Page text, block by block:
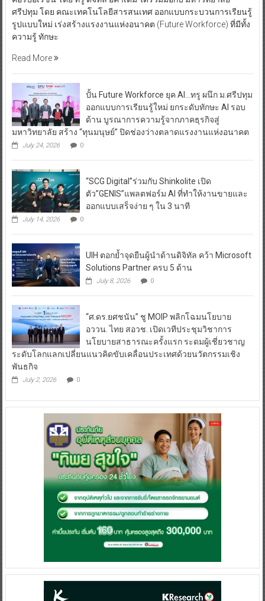
ศรีปทุม โดย คณะเทคโนโลยีสารสนเทศ ออกแบบกระบวนการเรียนรู้
รูปแบบใหม่ เร่งสร้างแรงงานแห่งอนาคต (Future Workforce) ที่มีทั้ง
ความรู้ ทักษะ
Read More
ปั้น Future Workforce ยุค AI…ทรู ผนึก ม.ศรีปทุม
ออกแบบการเรียนรู้ใหม่ ยกระดับทักษะ AI รอบ
ด้าน บูรณาการความรู้จากภาคธุรกิจสู่
มหาวิทยาลัย สร้าง “ทุนมนุษย์” ปิดช่องว่างตลาดแรงงานแห่งอนาคต
July 24, 2026 0
“SCG Digital”ร่วมกับ Shinkolite เปิด
ตัว”GENIS”แพลตฟอร์ม AI ที่ทำให้งานขายและ
ออกแบบเสร็จง่าย ๆ ใน 3 นาที
July 14, 2026 0
UIH ตอกย้ำจุดยืนผู้นำด้านดิจิทัล คว้า Microsoft
Solutions Partner ครบ 5 ด้าน
July 8, 2026 0
“ศ.ดร.ยศชนัน” ชู MOIP พลิกโฉมนโยบาย
อววน. ไทย สอวช. เปิดเวทีประชุมวิชาการ
นโยบายสาธารณะครั้งแรก ระดมผู้เชี่ยวชาญ
ระดับโลกแลกเปลี่ยนแนวคิดขับเคลื่อนประเทศด้วยนวัตกรรมเชิง
พันธกิจ
July 2, 2026 0